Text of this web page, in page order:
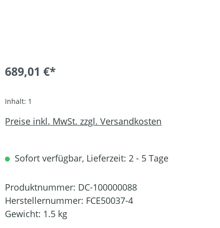
689,01 €*
Inhalt: 1
Preise inkl. MwSt. zzgl. Versandkosten
Sofort verfügbar, Lieferzeit: 2 - 5 Tage
Produktnummer: DC-100000088
Herstellernummer: FCE50037-4
Gewicht: 1.5 kg